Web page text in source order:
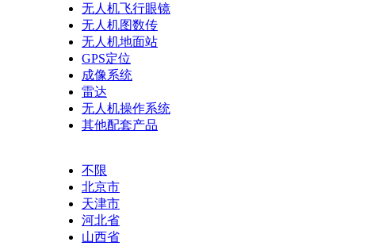
无人机飞行眼镜
无人机图数传
无人机地面站
GPS定位
成像系统
雷达
无人机操作系统
其他配套产品
不限
北京市
天津市
河北省
山西省